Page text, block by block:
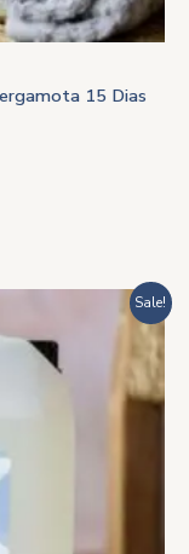
15 Dias
Sale!
desde